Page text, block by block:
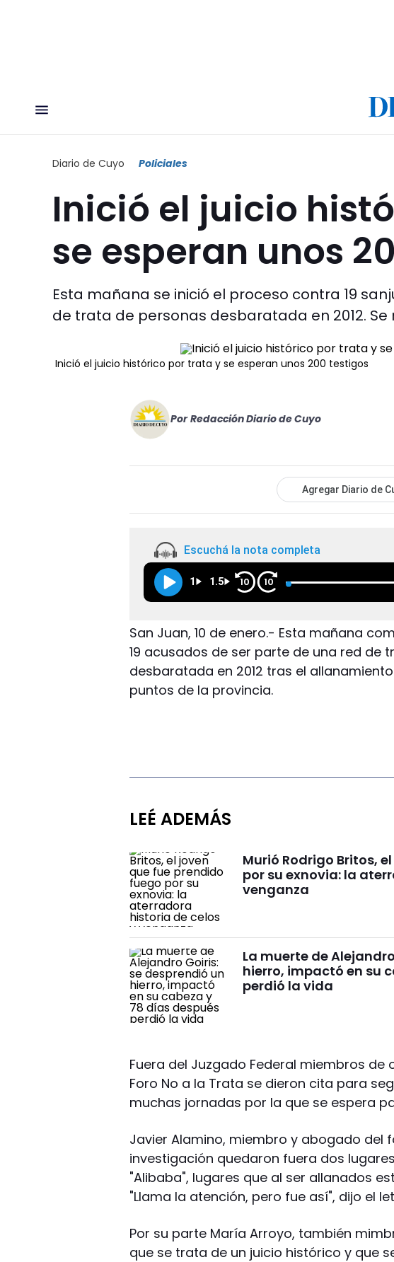
Diario de Cuyo Policiales
Inició el juicio
se esperan unos
Esta mañana se inició el proceso contra 19
de trata de personas desbaratada en 2012. Se
Inició el juicio histórico por trata y se esperan unos 200 testigos
Por Redacción Diario de Cuyo
Agregar Diario de
Escuchá la nota completa
1 1.5 10 10
San Juan, 10 de enero.- Esta mañana
19 acusados de ser parte de una red de
desbaratada en 2012 tras el
puntos de la provincia.
LEÉ ADEMÁS
Murió Rodrigo Britos,
por su exnovia: la
venganza
La muerte de
hierro, impactó en su
perdió la vida
Fuera del Juzgado Federal miembros de
Foro No a la Trata se dieron cita para
muchas jornadas por la que se espera
Javier Alamino, miembro y abogado del
investigación quedaron fuera dos
"Alibaba", lugares que al ser allanados
"Llama la atención, pero fue así", dijo el
Por su parte María Arroyo, también
que se trata de un juicio histórico y que